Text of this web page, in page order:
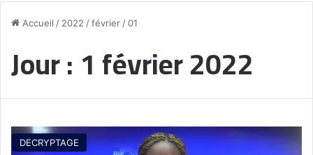
Accueil / 2022 /février /01
Jour :1 février 2022
DECRYPTAGE